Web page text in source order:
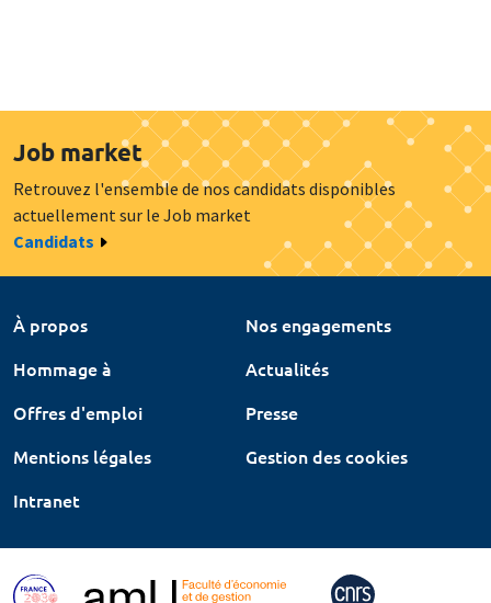
Job market
Retrouvez l'ensemble de nos candidats disponibles
actuellement sur le Job market
Candidats
À propos
Nos engagements
Hommage à
Actualités
Offres d'emploi
Presse
Mentions légales
Gestion des cookies
Intranet